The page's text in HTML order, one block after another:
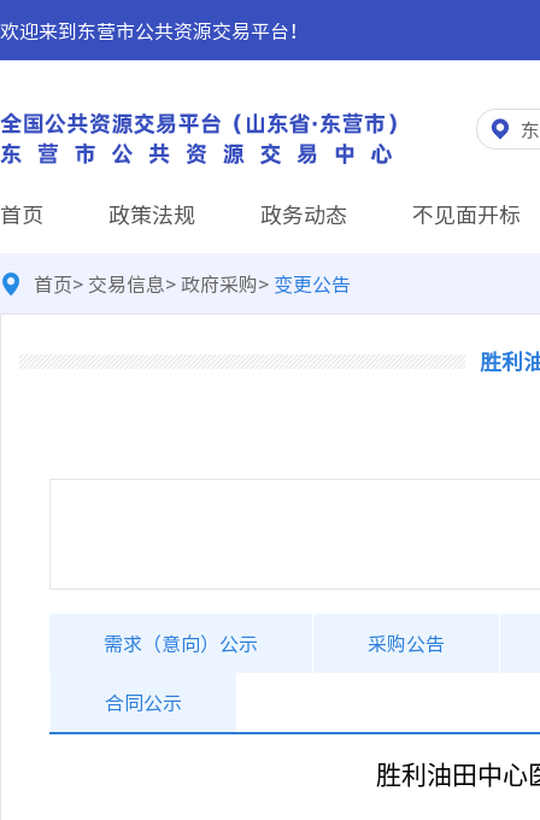
欢迎来到东营市公共资源交易平台！
首页 政策法规 政务动态 不见面开标
首页> 交易信息>政府采购> 变更公告
胜利
需求（意向）公示 采购公告
合同公示
胜利油田中心